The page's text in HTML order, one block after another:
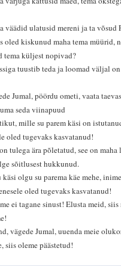
väädid ulatusid mereni ja ta võsud
oled kiskunud maha tema müürid,
tema küljest nopivad?
tuustib teda ja loomad väljal
Jumal, pöördu ometi, vaata
seda viinapuud
mille su parem käsi on
oled tugevaks kasvatanud!
tulega ära põletatud, see on
sõitlusest hukkunud.
käsi olgu su parema käe mehe,
oled tugevaks kasvatanud!
ei tagane sinust! Elusta meid,
vägede Jumal, uuenda meie
siis oleme päästetud!